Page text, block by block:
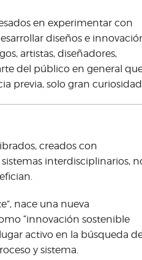
en experimentar con
diseños e
artistas, diseñadores,
del público en general
previa, solo gran
creados con
interdisciplinarios,
nace una nueva
“innovación sostenible
activo en la búsqueda
y sistema.